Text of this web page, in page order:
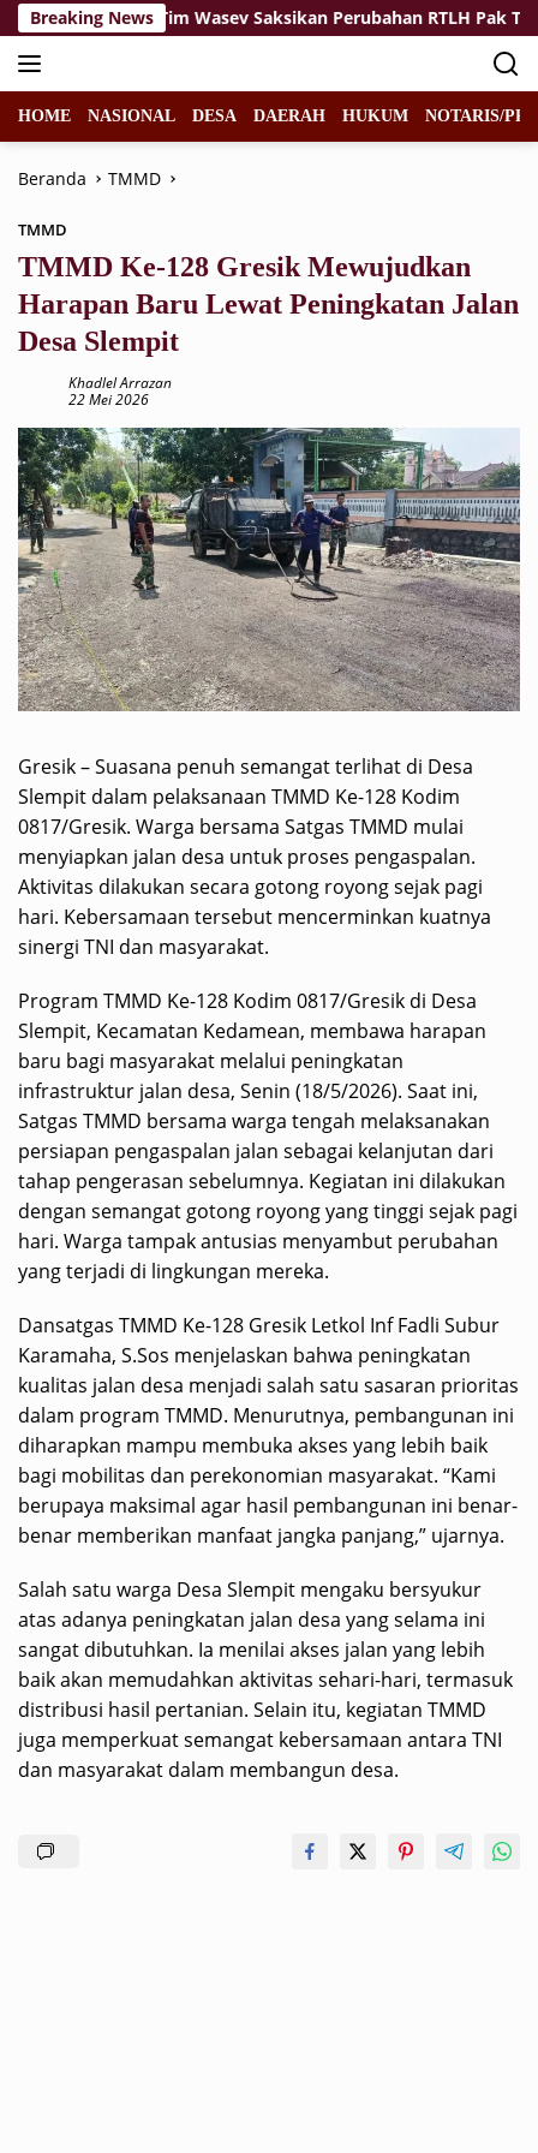
Langsung
ke
konten
Breaking News
Dampingi Tim Wasev Saksikan Perubahan RTLH Pak Toid
HOME NASIONAL DESA DAERAH HUKUM NOTARIS/
Beranda TMMD
TMMD
TMMD Ke-128 Gresik Mewujudkan
Harapan Baru Lewat Peningkatan Jalan
Desa Slempit
Khadlel Arrazan
22 Mei 2026
Gresik – Suasana penuh semangat terlihat di Desa
Slempit dalam pelaksanaan TMMD Ke-128 Kodim
0817/Gresik. Warga bersama Satgas TMMD mulai
menyiapkan jalan desa untuk proses pengaspalan.
Aktivitas dilakukan secara gotong royong sejak pagi
hari. Kebersamaan tersebut mencerminkan kuatnya
sinergi TNI dan masyarakat.
Program TMMD Ke-128 Kodim 0817/Gresik di Desa
Slempit, Kecamatan Kedamean, membawa harapan
baru bagi masyarakat melalui peningkatan
infrastruktur jalan desa, Senin (18/5/2026). Saat ini,
Satgas TMMD bersama warga tengah melaksanakan
persiapan pengaspalan jalan sebagai kelanjutan dari
tahap pengerasan sebelumnya. Kegiatan ini dilakukan
dengan semangat gotong royong yang tinggi sejak pagi
hari. Warga tampak antusias menyambut perubahan
yang terjadi di lingkungan mereka.
Dansatgas TMMD Ke-128 Gresik Letkol Inf Fadli Subur
Karamaha, S.Sos menjelaskan bahwa peningkatan
kualitas jalan desa menjadi salah satu sasaran prioritas
dalam program TMMD. Menurutnya, pembangunan ini
diharapkan mampu membuka akses yang lebih baik
bagi mobilitas dan perekonomian masyarakat. “Kami
berupaya maksimal agar hasil pembangunan ini benar-
benar memberikan manfaat jangka panjang,” ujarnya.
Salah satu warga Desa Slempit mengaku bersyukur
atas adanya peningkatan jalan desa yang selama ini
sangat dibutuhkan. Ia menilai akses jalan yang lebih
baik akan memudahkan aktivitas sehari-hari, termasuk
distribusi hasil pertanian. Selain itu, kegiatan TMMD
juga memperkuat semangat kebersamaan antara TNI
dan masyarakat dalam membangun desa.